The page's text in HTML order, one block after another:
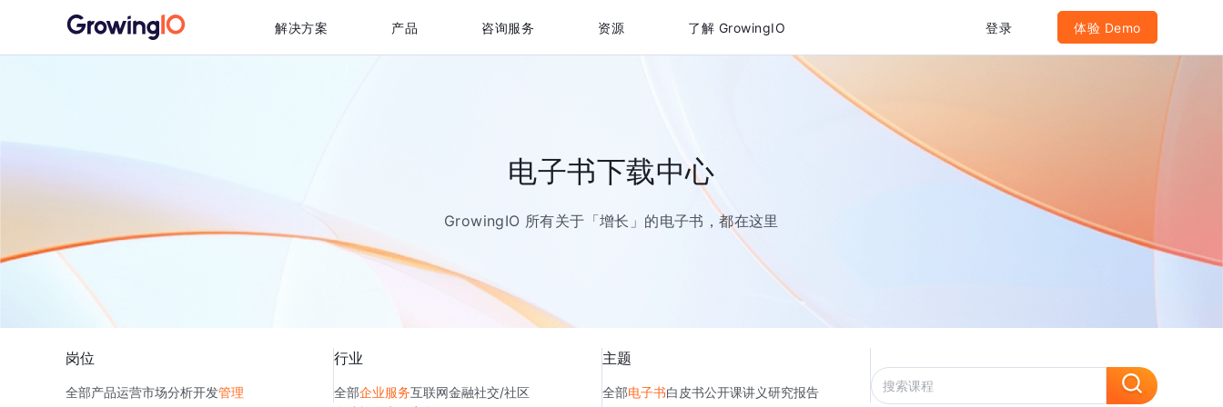
解决方案 产品 咨询服务 资源 了解 GrowingIO 登录 体验 Demo
电子书下载中心
GrowingIO 所有关于「增长」的电子书，都在这里
岗位
全部产品运营市场分析开发管理
行业
全部企业服务互联网金融社交/社区
主题
全部电子书白皮书公开课讲义研究报告